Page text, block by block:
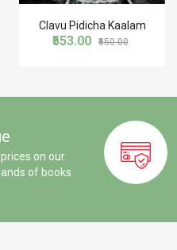
Clavu Pidicha Kaalam
₹553.00 ₹650.00
on our
of books